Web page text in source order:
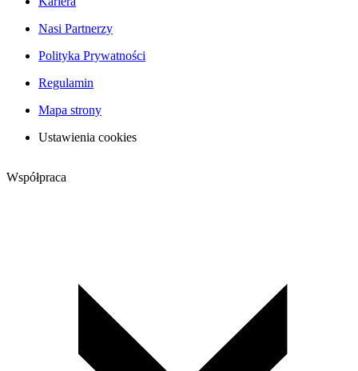
Nasi Partnerzy
Polityka Prywatności
Regulamin
Mapa strony
Ustawienia cookies
Współpraca